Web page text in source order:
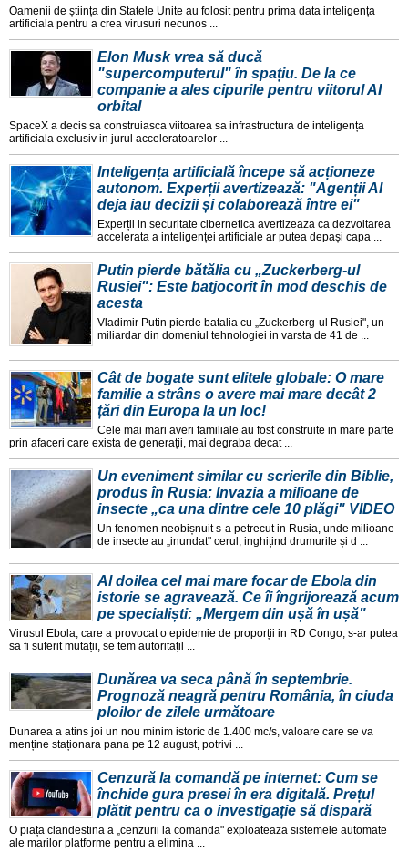
Oamenii de știința din Statele Unite au folosit pentru prima data inteligența
artificiala pentru a crea virusuri necunos ...
Elon Musk vrea să ducă
"supercomputerul" în spațiu. De la ce
companie a ales cipurile pentru viitorul AI
orbital
SpaceX a decis sa construiasca viitoarea sa infrastructura de inteligența
artificiala exclusiv in jurul acceleratoarelor ...
Inteligența artificială începe să acționeze
autonom. Experții avertizează: "Agenții AI
deja iau decizii și colaborează între ei"
Experții in securitate cibernetica avertizeaza ca dezvoltarea
accelerata a inteligenței artificiale ar putea depași capa ...
Putin pierde bătălia cu „Zuckerberg-ul
Rusiei": Este batjocorit în mod deschis de
acesta
Vladimir Putin pierde batalia cu „Zuckerberg-ul Rusiei", un
miliardar din domeniul tehnologiei in varsta de 41 de ...
Cât de bogate sunt elitele globale: O mare
familie a strâns o avere mai mare decât 2
țări din Europa la un loc!
Cele mai mari averi familiale au fost construite in mare parte
prin afaceri care exista de generații, mai degraba decat ...
Un eveniment similar cu scrierile din Biblie,
produs în Rusia: Invazia a milioane de
insecte „ca una dintre cele 10 plăgi" VIDEO
Un fenomen neobișnuit s-a petrecut in Rusia, unde milioane
de insecte au „inundat" cerul, inghițind drumurile și d ...
Al doilea cel mai mare focar de Ebola din
istorie se agravează. Ce îi îngrijorează acum
pe specialiști: „Mergem din ușă în ușă"
Virusul Ebola, care a provocat o epidemie de proporții in RD Congo, s-ar putea
sa fi suferit mutații, se tem autoritațil ...
Dunărea va seca până în septembrie.
Prognoză neagră pentru România, în ciuda
ploilor de zilele următoare
Dunarea a atins joi un nou minim istoric de 1.400 mc/s, valoare care se va
menține staționara pana pe 12 august, potrivi ...
Cenzură la comandă pe internet: Cum se
închide gura presei în era digitală. Prețul
plătit pentru ca o investigație să dispară
O piața clandestina a „cenzurii la comanda" exploateaza sistemele automate
ale marilor platforme pentru a elimina ...